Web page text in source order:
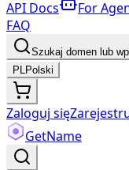
API Docs
For
FAQ
Szukaj domen lub
PLPolski
Zaloguj się
GetName